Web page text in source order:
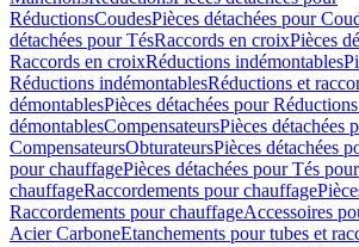
RéductionsCoudesPièces détachées pour
détachées pour TésRaccords en croixPièces
Raccords en croixRéductions indémontables
Réductions indémontablesRéductions et
démontablesPièces détachées pour
démontablesCompensateursPièces détachées
CompensateursObturateursPièces détachées
pour chauffagePièces détachées pour Tés pour
chauffageRaccordements pour chauffage
Raccordements pour chauffageAccessoires
Acier CarboneEtanchements pour tubes et